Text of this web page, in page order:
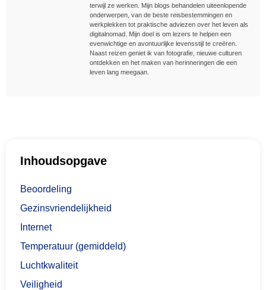
terwijl ze werken. Mijn blogs behandelen uiteenlopende
onderwerpen, van de beste reisbestemmingen en
werkplekken tot praktische adviezen over het leven als
digitalnomad. Mijn doel is om lezers te helpen een
evenwichtige en avontuurlijke levensstijl te creëren.
Naast reizen geniet ik van fotografie, nieuwe culturen
ontdekken en het maken van herinneringen die een
leven lang meegaan.
Inhoudsopgave
Beoordeling
Gezinsvriendelijkheid
Internet
Temperatuur (gemiddeld)
Luchtkwaliteit
Veiligheid